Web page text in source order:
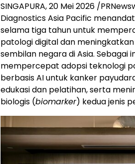
SINGAPURA,20 Mei 2026 /
Diagnostics Asia Pacific
selama tiga tahun untuk
patologi digital dan
sembilan negara di Asia. Sebagai
mempercepat adopsi teknologi
berbasis AI untuk kanker
edukasi dan pelatihan, serta
biologis (biomarker) kedua jenis